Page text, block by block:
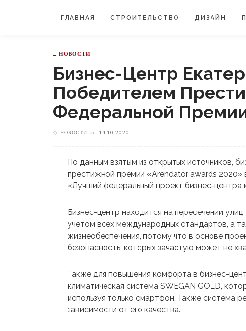
ГЛАВНАЯ СТРОИТЕЛЬСТВО ДИЗАЙН
НОВОСТИ
Бизнес-Центр
Победителем
Федеральной
НОВОСТИ on 14.10.2020
По данным взятым из открытых источников,
престижной премии «Arendator awards 2020»
«Лучший федеральный проект бизнес-центра
Бизнес-центр находится на пересечении
учетом всех международных стандартов, а
жизнеобеспечения, потому что в основе
безопасность, которых зачастую может не
Также для повышения комфорта в бизнес-
климатическая система SWEGAN GOLD,
используя только смартфон. Также система
зависимости от его качества.